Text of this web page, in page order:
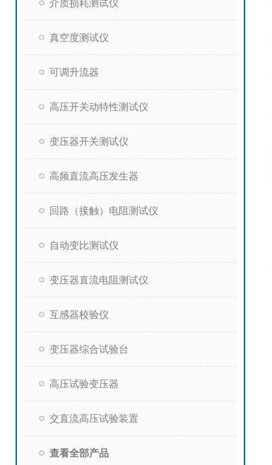
介质损耗测试仪
真空度测试仪
可调升流器
高压开关动特性测试仪
变压器开关测试仪
高频直流高压发生器
回路（接触）电阻测试仪
自动变比测试仪
变压器直流电阻测试仪
互感器校验仪
变压器综合试验台
高压试验变压器
交直流高压试验装置
查看全部产品